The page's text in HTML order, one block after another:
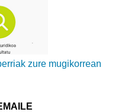
zure mugikorrean